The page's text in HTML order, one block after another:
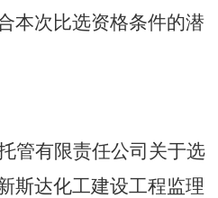
本次比选资格条件的潜
管有限责任公司关于选
斯达化工建设工程监理